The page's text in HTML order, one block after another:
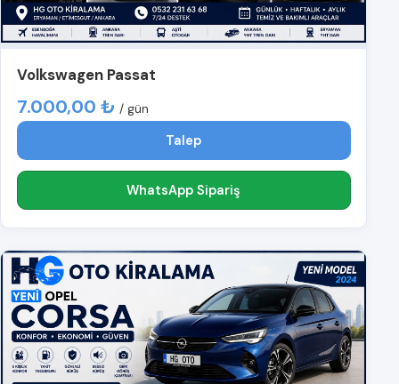
Volkswagen Passat
7.000,00 ₺ / gün
Talep
WhatsApp Sipariş